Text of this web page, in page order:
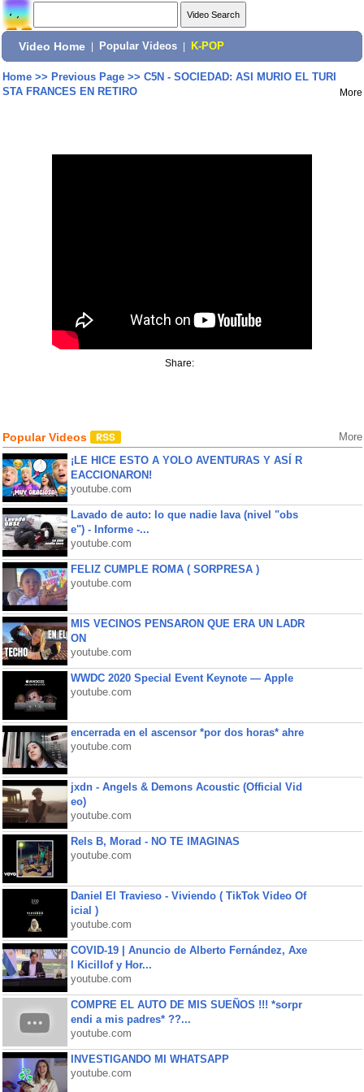
Video Home Popular Videos K-POP
Home>> Previous Page>> C5N - SOCIEDAD: ASI MURIO EL TURI
STA FRANCES EN RETIRO
More
Share:
Popular Videos More
¡LE HICE ESTO A YOLO AVENTURAS Y ASÍ R
EACCIONARON!
youtube.com
Lavado de auto: lo que nadie lava (nivel "obs
e") - Informe -...
youtube.com
FELIZ CUMPLE ROMA ( SORPRESA )
youtube.com
MIS VECINOS PENSARON QUE ERA UN LADR
ON
youtube.com
WWDC 2020 Special Event Keynote — Apple
youtube.com
encerrada en el ascensor *por dos horas* ahre
youtube.com
jxdn - Angels & Demons Acoustic (Official Vid
eo)
youtube.com
Rels B, Morad - NO TE IMAGINAS
youtube.com
Daniel El Travieso - Viviendo ( TikTok Video Of
icial )
youtube.com
COVID-19 | Anuncio de Alberto Fernández, Axe
l Kicillof y Hor...
youtube.com
COMPRE EL AUTO DE MIS SUEÑOS !!! *sorpr
endi a mis padres* ??...
youtube.com
INVESTIGANDO MI WHATSAPP
youtube.com